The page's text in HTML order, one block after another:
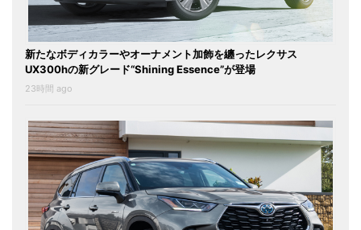
新たなボディカラーやオーナメント加飾を纏ったレクサス
UX300hの新グレード“Shining Essence”が登場
23時間 ago